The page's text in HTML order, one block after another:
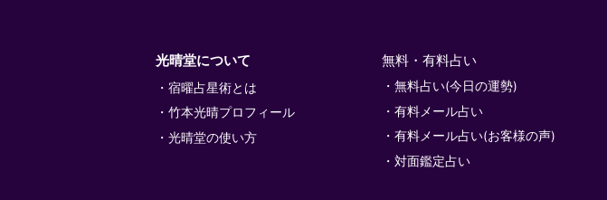
光晴堂について
宿曜占星術とは
竹本光晴プロフィール
光晴堂の使い方
無料・有料占い
無料占い(今日の運勢)
有料メール占い
有料メール占い(お客様の声)
対面鑑定占い